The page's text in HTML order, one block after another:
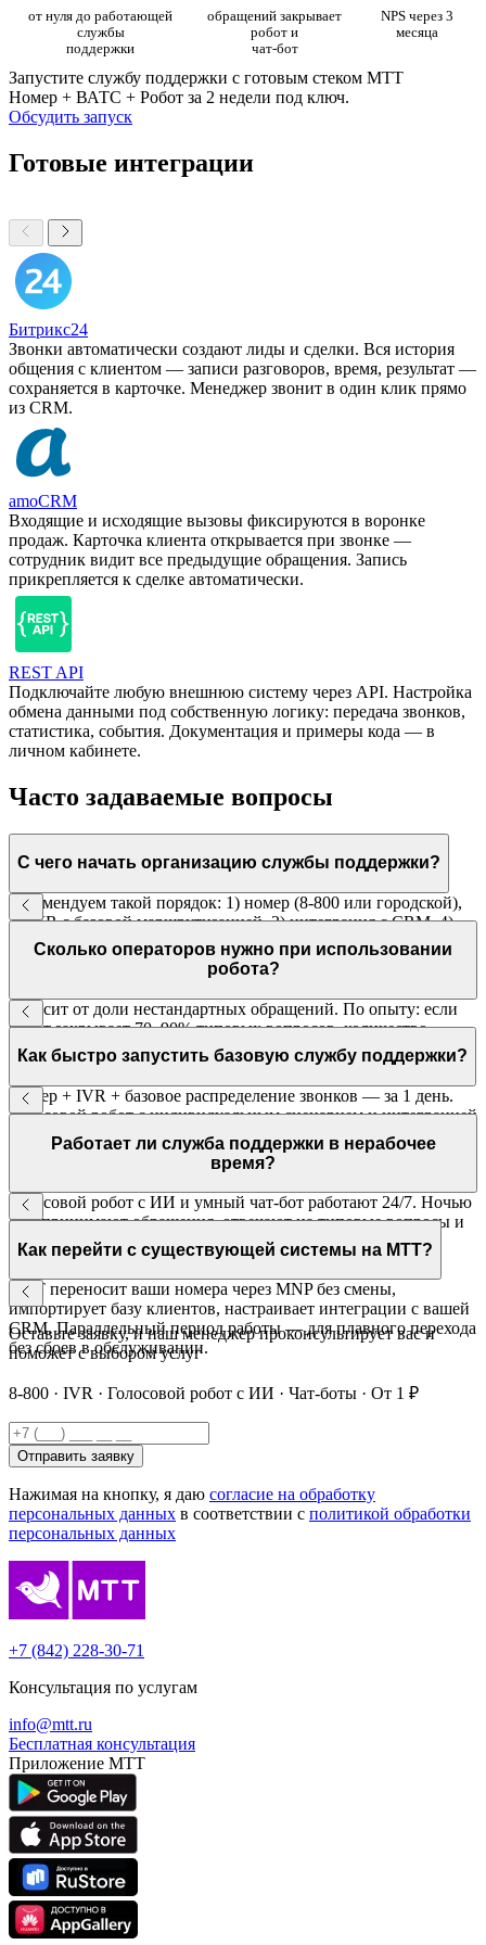
от нуля до работающей
службы
поддержки
обращений закрывает
робот и
чат-бот
NPS через 3
месяца
Запустите службу поддержки с готовым стеком МТТ
Номер + ВАТС + Робот за 2 недели под ключ.
Обсудить запуск
Готовые интеграции
Битрикс24
Звонки автоматически создают лиды и сделки. Вся история
общения с клиентом — записи разговоров, время, результат —
сохраняется в карточке. Менеджер звонит в один клик прямо
из CRM.
amoCRM
Входящие и исходящие вызовы фиксируются в воронке
продаж. Карточка клиента открывается при звонке —
сотрудник видит все предыдущие обращения. Запись
прикрепляется к сделке автоматически.
REST API
Подключайте любую внешнюю систему через API. Настройка
обмена данными под собственную логику: передача звонков,
статистика, события. Документация и примеры кода — в
личном кабинете.
Часто задаваемые вопросы
С чего начать организацию службы поддержки?
Рекомендуем такой порядок: 1) номер (8-800 или городской),
2) IVR с базовой маршрутизацией, 3) интеграция с CRM, 4)
голосовой робот для типовых вопросов. Каждый шаг можно
реализовать последовательно.
Сколько операторов нужно при использовании
робота?
Зависит от доли нестандартных обращений. По опыту: если
робот закрывает 70–90% типовых вопросов, количество
операторов сокращается в 3–5 раз по сравнению с
традиционной моделью.
Как быстро запустить базовую службу поддержки?
Номер + IVR + базовое распределение звонков — за 1 день.
Голосовой робот с индивидуальным сценарием и интеграцией
с CRM — 2–4 недели. МТТ ведёт проект под ключ.
Работает ли служба поддержки в нерабочее
время?
Голосовой робот с ИИ и умный чат-бот работают 24/7. Ночью
они принимают обращения, отвечают на типовые вопросы и
создают заявки в CRM. Оператор видит список ночных
обращений утром.
Как перейти с существующей системы на МТТ?
МТТ переносит ваши номера через MNP без смены,
импортирует базу клиентов, настраивает интеграции с вашей
CRM. Параллельный период работы — для плавного перехода
без сбоев в обслуживании.
Оставьте заявку, и наш менеджер проконсультирует вас и
поможет с выбором услуг
8-800 · IVR · Голосовой робот с ИИ · Чат-боты · От 1 ₽
Отправить заявку
Нажимая на кнопку, я даю согласие на обработку
персональных данных в соответствии с политикой обработки
персональных данных
+7 (842) 228-30-71
Консультация по услугам
info@mtt.ru
Бесплатная консультация
Приложение МТТ